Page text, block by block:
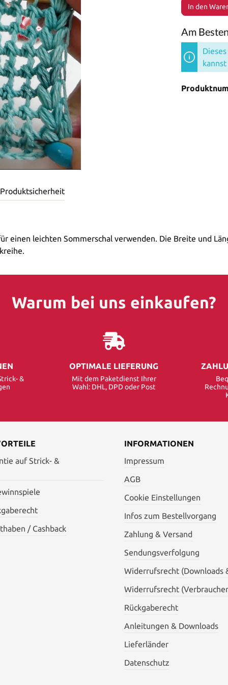
In den
Am
einen leichten Sommerschal verwenden. Die Breite und
Warum bei uns einkaufen?
&
OPTIMALE LIEFERUNG
Mit dem Paketdienst Ihrer
Wahl: DHL, DPD oder Post
auf Strick- &
/ Cashback
INFORMATIONEN
Impressum
AGB
Cookie Einstellungen
Infos zum Bestellvorgang
Zahlung & Versand
Sendungsverfolgung
Widerrufsrecht (Downloads
Widerrufsrecht
Rückgaberecht
Anleitungen & Downloads
Lieferländer
Datenschutz